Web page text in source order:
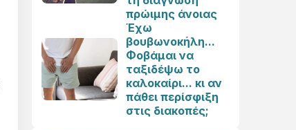
πρώιμης άνοιας
Έχω
βουβωνοκήλη...
Φοβάμαι να
ταξιδέψω το
καλοκαίρι... κι αν
πάθει περίσφιξη
στις διακοπές;